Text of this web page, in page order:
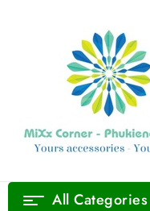
All Categories